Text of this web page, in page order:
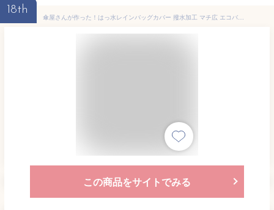
18th
傘屋さんが作った！はっ水レインバッグカバー 撥水加工 マチ広 エコバッグ トートバッグ ショッピングバッグ サブバッグ 買い物袋 かばん 鞄 レディース 折りたたみ コンパクト 収納 通勤 通学 LIEBEN-3860 【メール便】[M便 1/1]
この商品をサイトでみる